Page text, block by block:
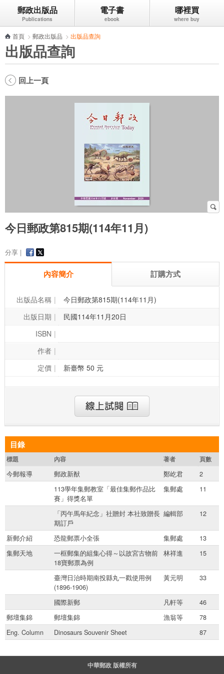
跳到主要內容區塊
郵政出版品 電子書 哪裡買
首頁 > 郵政出版品 > 出版品查詢
出版品查詢
回上一頁
今日郵政第815期(114年11月)
分享 |
內容簡介 訂購方式
出版品名稱
今日郵政第815期(114年11月)
出版日期
民國114年11月20日
ISBN
作者
定價
新臺幣 50 元
目錄
標題 內容 著者 頁數
今郵報導 郵政新猷 鄭屹君
2
113學年集郵教室「最佳集郵作品比
賽」得獎名單
集郵處 11
「丙午馬年紀念」社贈封 本社致贈長
期訂戶
編輯部 12
新郵介紹 恐龍郵票小全張 集郵處
13
集郵天地
一框郵集的組集心得～以故宮古物前
18寶郵票為例
林祥進 15
臺灣日治時期南投縣丸一戳使用例
(1896-1906)
黃元明 33
國際新郵 凡軒等
46
郵壇集錦
郵壇集錦 漁翁等
78
Eng. Column
Dinosaurs Souvenir Sheet 87
中華郵政 版權所有